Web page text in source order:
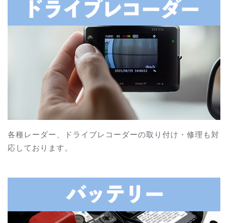
各種レーダー、ドライブレコーダーの取り付け・修理も対
応しております。